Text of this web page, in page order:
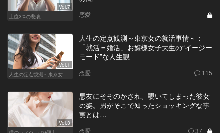
Vol.7
上位3%の悲哀
恋愛
Vol.1
人生の定点観測～東京女の就活事情～：
「就活＝婚活」お嬢様女子大生の“イージー
モード”な人生観
恋愛 115
Vol.3
悪友にそそのかされ、覗いてしまった彼女
の姿。男がそこで知ったショッキングな事
実とは…
恋愛 37